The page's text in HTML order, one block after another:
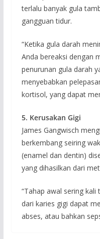
terlalu banyak gula
gangguan tidur.
“Ketika gula darah
Anda bereaksi dengan
penurunan gula darah
menyebabkan
kortisol, yang dapat
5. Kerusakan Gigi
James Gangwisch
berkembang seiring
(enamel dan dentin)
yang dihasilkan dari
“Tahap awal sering
dari karies gigi dapat
abses, atau bahkan